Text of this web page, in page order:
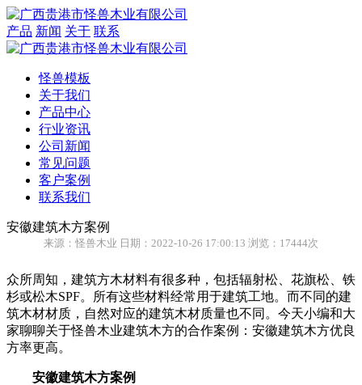
产品 新闻 关于 联系
怪兽模板
关于我们
产品中心
行业资讯
公司新闻
常见问题
客户案例
联系我们
安徽建筑木方案例
来源：怪兽木业 日期：2022-10-26 17:00:13 浏览：17444次
众所周知，建筑方木材料有很多种，包括辐射松、花旗松、铁
杉或松木SPF。所有这些材料经常用于建筑工地。而不同的建
筑木材材质，自然对应的建筑木材质量也不同。今天小编和大
家聊聊关于怪兽木业建筑木方的合作案例：安徽建筑木方优良
方率更高。
安徽建筑木方案例